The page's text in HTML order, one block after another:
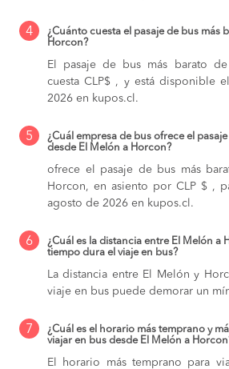
4
¿Cuánto cuesta el pasaje de bus más
Horcon?
El pasaje de bus más barato
cuesta CLP$ , y está disponible
2026 en kupos.cl.
5
¿Cuál empresa de bus ofrece el
desde El Melón a Horcon?
ofrece el pasaje de bus más
Horcon, en asiento por CLP $ ,
agosto de 2026 en kupos.cl.
6
¿Cuál es la distancia entre El Melón a
tiempo dura el viaje en bus?
La distancia entre El Melón y
viaje en bus puede demorar un
7
¿Cuál es el horario más temprano y
viajar en bus desde El Melón a
El horario más temprano para